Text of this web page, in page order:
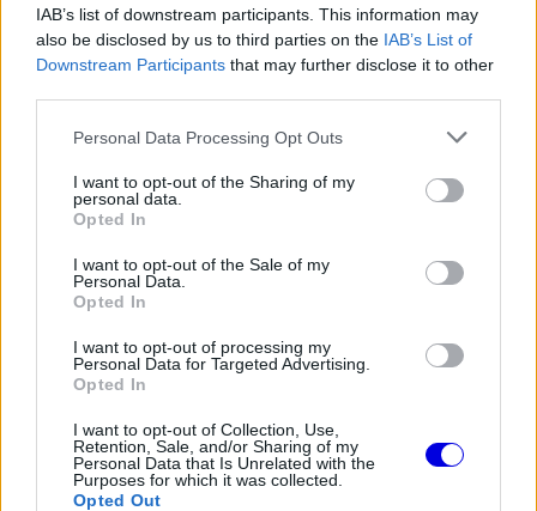
IAB’s list of downstream participants. This information may
also be disclosed by us to third parties on the IAB’s List of
Downstream Participants that may further disclose it to other
Please note that this website/app uses one or more Google
not limited to your visit or usage behaviour. You may click to
grant or deny consent to Google and its third-party tags to
use your data for below specified purposes in below Google
consent section.
Personal Data Processing Opt Outs
I want to opt-out of the Sharing of my
personal data.
Opted In
I want to opt-out of the Sale of my
Personal Data.
Opted In
I want to opt-out of processing my
Personal Data for Targeted Advertising.
Opted In
I want to opt-out of Collection, Use,
Retention, Sale, and/or Sharing of my
Personal Data that Is Unrelated with the
Purposes for which it was collected.
Opted Out
nel gazdagodik, a második pedig ugyanúgy 30-
cal, de mögöttük a harmadik már 25-öt kap, majd
20-15-10-8-6-3-1 arányban folytatódik tovább a
EZEKET IS AJÁNLJUK
trükkjét
FORMA-1
Itt az FIA bejelentése: Egy
szombati futam is vár a mezőnyre